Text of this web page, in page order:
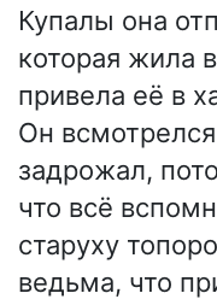
Купалы она
которая жила
привела её в
Он
задрожал,
что всё
старуху
ведьма, что